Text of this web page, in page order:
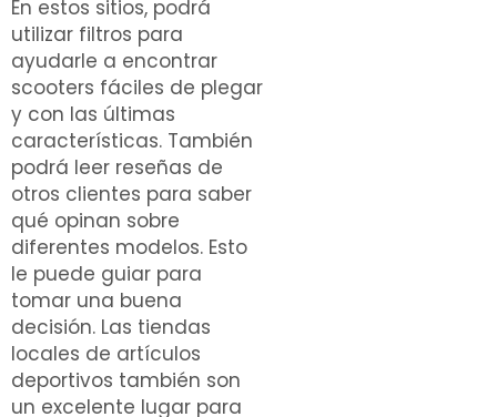
En estos sitios, podrá
utilizar filtros para
ayudarle a encontrar
scooters fáciles de plegar
y con las últimas
características. También
podrá leer reseñas de
otros clientes para saber
qué opinan sobre
diferentes modelos. Esto
le puede guiar para
tomar una buena
decisión. Las tiendas
locales de artículos
deportivos también son
un excelente lugar para